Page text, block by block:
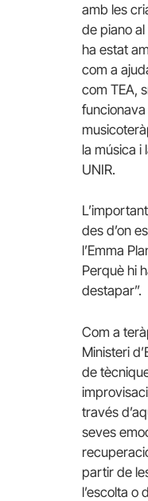
amb les
de piano
ha estat
com a
com TEA,
funcionava
la música i
UNIR.
des d’on
l’Emma
Perquè hi
destapar”.
Com a
Ministeri
de
través
seves
partir de
l’escolta